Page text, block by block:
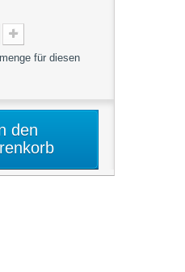
für diesen
den